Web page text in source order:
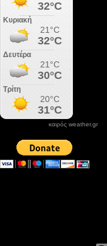
καιρός weather.gr